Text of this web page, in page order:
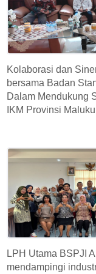
Kolaborasi dan
bersama Badan
Dalam Mendukung
IKM Provinsi Maluku
LPH Utama BSPJI
mendampingi